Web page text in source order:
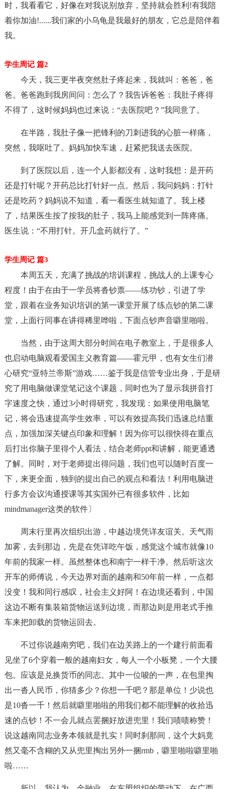
时，我看看它，好像在对我说别放弃，坚持就会胜利!有我陪
着你加油!......我们家的小乌龟是我最好的朋友，它总是陪伴着
我。
学生周记 篇2
今天，我三更半夜突然肚子疼起来，我就叫：爸爸，爸
爸。爸爸跑到我房间问：怎么了？我告诉爸爸：我肚子疼得
不得了，这时候妈妈也过来说：“去医院吧？”我同意了。
在半路，我肚子像一把锋利的刀刺进我的心脏一样痛，
突然，我呕吐了。妈妈加快车速，赶紧把我送去医院。
到了医院以后，连一个人影都没有，这时我想：是开药
还是打针呢？开药总比打针好一点。然后，我问妈妈：打针
还是吃药？妈妈说不知道，看一看医生就知道了。我上楼
了，结果医生按了按我的肚子，我马上能感觉到一阵疼痛。
医生说：“不用打针。开几盒药就行了。”
学生周记 篇3
本周五天，充满了挑战的培训课程，挑战人的上课专心
程度！由于在由于一学员将沓钞票——练功钞，引进了学
堂，跟着在业务知识培训的第一课堂开展了练点钞的第二课
堂，上面行同事在讲得稀里哗啦，下面点钞声音噼里啪啦。
当然，由于这周大部分时间在电子教室上，于是很多人
也启动电脑观看爱国主义教育篇——霍元甲，也有女生们潜
心研究“亚特兰帝斯”游戏……鉴于我是信管专业出身，于是研
究了用电脑做课堂笔记这个课题，同时也为了显示我拼音打
字速度之快，通过3小时得研究，我发现：如果使用电脑笔
记，将会迅速提高学生效率，可以有效提高我们迅速总结重
点，加强加深关键点印象和理解！因为你可以很快得在重点
后打出你脑子里得个人看法，结合老师ppt和讲解，能更通透
了解。同时，对于老师提出得问题，我们也可以随时百度一
下，来更全面，独到的提出自己的观点和看法！利用电脑进
行多方会议沟通授课等其实国外已有很多软件，比如
mindmanager这类的软件〕
周末行里再次组织出游，中越边境凭详友谊关。天气雨
加雾，去到那边，先是在凭详吃午饭，感觉这个城市就像10
年前的我家一样。虽然整体也和南宁一样干净。然后听这次
开车的师傅说，今天边界对面的越南和50年前一样，一点都
没变！我和同行感叹，社会主义好阿！在边境还看到，中国
这边不断有集装箱货物运送到边境，而那边则是用老式手推
车来把卸载的货物运回去。
不过你说越南穷吧，我们在边关路上的一个建行前面看
见坐了6个穿着一般的越南妇女，每人一个小板凳，一个大腰
包。应该是兑换货币的同志。其中一位唆的一声，在包里掏
出一沓人民币，你猜多少？你想一千吧？那是单位！少说也
是10沓一千！然后就噼里啪啦的用我们都不能理解的收拾迅
速的点钞！不一会儿就点罢捆好放进兜里！我们啧啧称赞！
说这越南同志业务本领就是扎实！同时刹那间，这个大妈竟
然又毫不含糊的又从兜里掏出另外一捆rmb，噼里啪啦噼里啪
啦……